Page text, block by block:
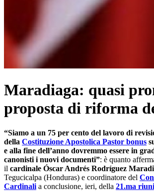
Maradiaga: quasi
proposta di riforma
“Siamo a un 75 per cento del lavoro di
della Costituzione Apostolica Pastor bonus
e alla fine dell’anno dovremmo essere in
canonisti i nuovi documenti”: è quanto
il cardinale Óscar Andrés Rodríguez
Tegucicalpa (Honduras) e coordinatore del
Cardinali a conclusione, ieri, della 21.ma